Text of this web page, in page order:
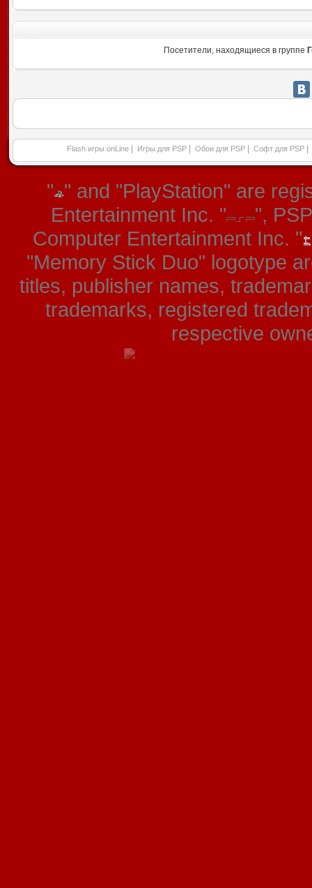
Посетители, находящиеся в группе
Flash игры onLine Игры для PSP Обои для PSP Софт для PSP
" " and "PlayStation" are
Entertainment Inc. "
",
Computer Entertainment Inc. "
"Memory Stick Duo" logotype
titles, publisher names,
trademarks, registered
respective